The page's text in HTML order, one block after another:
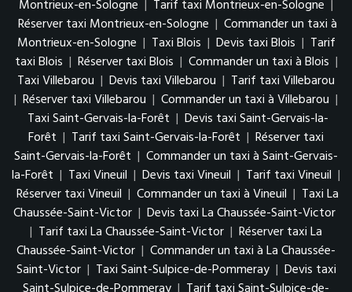
Montrieux-en-Sologne | Tarif taxi Montrieux-en-Sologne |
Réserver taxi Montrieux-en-Sologne | Commander un taxi à
Montrieux-en-Sologne | Taxi Blois | Devis taxi Blois | Tarif
taxi Blois | Réserver taxi Blois | Commander un taxi à Blois |
Taxi Villebarou | Devis taxi Villebarou | Tarif taxi Villebarou
| Réserver taxi Villebarou | Commander un taxi à Villebarou |
Taxi Saint-Gervais-la-Forêt | Devis taxi Saint-Gervais-la-
Forêt | Tarif taxi Saint-Gervais-la-Forêt | Réserver taxi
Saint-Gervais-la-Forêt | Commander un taxi à Saint-Gervais-
la-Forêt | Taxi Vineuil | Devis taxi Vineuil | Tarif taxi Vineuil |
Réserver taxi Vineuil | Commander un taxi à Vineuil | Taxi La
Chaussée-Saint-Victor | Devis taxi La Chaussée-Saint-Victor
| Tarif taxi La Chaussée-Saint-Victor | Réserver taxi La
Chaussée-Saint-Victor | Commander un taxi à La Chaussée-
Saint-Victor | Taxi Saint-Sulpice-de-Pommeray | Devis taxi